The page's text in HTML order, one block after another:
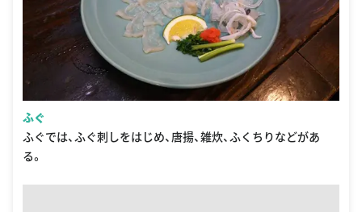
ふぐ
ふぐでは、ふぐ刺しをはじめ、唐揚、雑炊、ふくちりなどがあ
る。